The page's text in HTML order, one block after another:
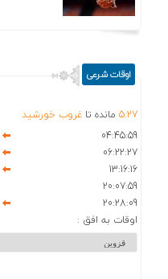
اوقات شرعی
5:27 مانده تا غروب خورشید
04:45:59
06:22:27
13:16:16
20:07:59
20:28:09
اوقات به افق :